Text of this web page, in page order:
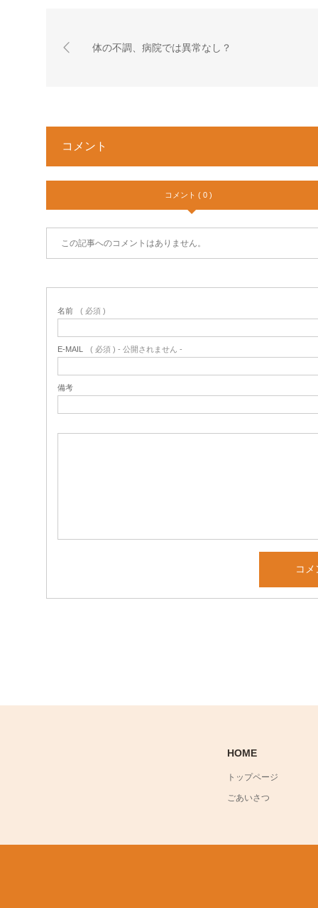
体の不調、病院では異常なし？
コメント
コメント ( 0 )
この記事へのコメントはありません。
名前 ( 必須 )
E-MAIL ( 必須 ) - 公開されません -
備考
HOME
トップページ
ごあいさつ